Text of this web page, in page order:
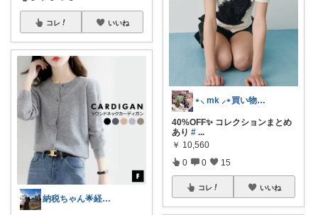
コレ いいね
納税ちゃん🌟経由購入★
⋆⸜ mk ⸝⋆買い物は楽天で
40%OFF✨ コレクションまとめ
あり # ...
￥ 10,560
0 0 15
コレ いいね